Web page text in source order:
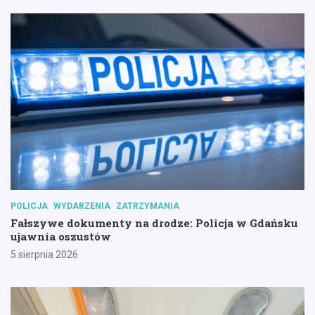
POLICJA WYDARZENIA ZATRZYMANIA
Fałszywe dokumenty na drodze: Policja w Gdańsku
ujawnia oszustów
5 sierpnia 2026